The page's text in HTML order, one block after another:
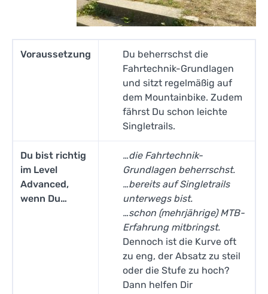
Voraussetzung
Du beherrschst die
Fahrtechnik-Grundlagen
und sitzt regelmäßig auf
dem Mountainbike. Zudem
fährst Du schon leichte
Singletrails.
Du bist richtig
im Level
Advanced,
wenn Du…
…die Fahrtechnik-
Grundlagen beherrschst.
…bereits auf Singletrails
unterwegs bist.
…schon (mehrjährige) MTB-
Erfahrung mitbringst.
Dennoch ist die Kurve oft
zu eng, der Absatz zu steil
oder die Stufe zu hoch?
Dann helfen Dir